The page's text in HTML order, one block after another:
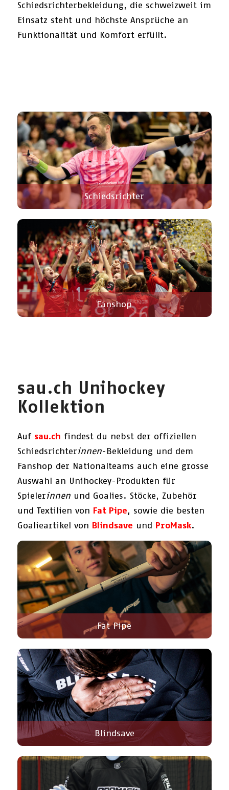
Schiedsrichterbekleidung, die schweizweit im
Einsatz steht und höchste Ansprüche an
Funktionalität und Komfort erfüllt.
Schiedsrichter
Fanshop
sau.ch Unihockey
Kollektion
Auf sau.ch findest du nebst der offiziellen
Schiedsrichterinnen-Bekleidung und dem
Fanshop der Nationalteams auch eine grosse
Auswahl an Unihockey-Produkten für
Spielerinnenund Goalies. Stöcke, Zubehör
und Textilien von Fat Pipe, sowie die besten
Goalieartikel von Blindsave und ProMask.
Fat Pipe
Blindsave